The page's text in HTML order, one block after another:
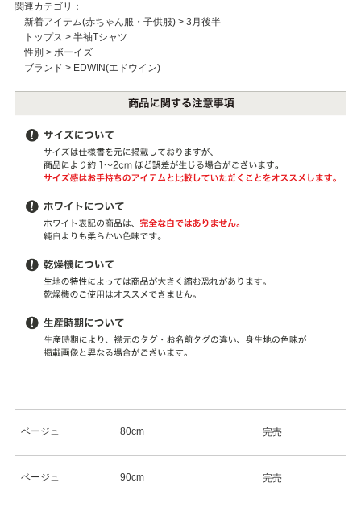
関連カテゴリ：
新着アイテム(赤ちゃん服・子供服)> 3月後半
トップス > 半袖Tシャツ
性別 > ボーイズ
ブランド > EDWIN(エドウイン)
ベージュ 80cm 完売
ベージュ 90cm 完売